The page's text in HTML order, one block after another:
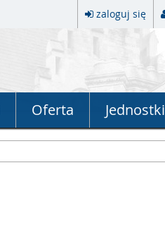
zaloguj się
Oferta Jednostki